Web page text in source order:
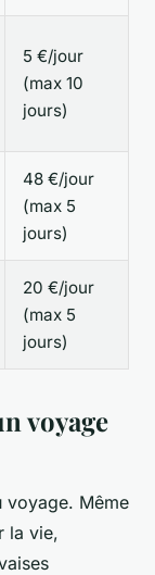
5 €/jour
(max 10
jours)
48 €/jour
(max 5
jours)
20 €/jour
(max 5
jours)
voyage
voyage. Même
la vie,